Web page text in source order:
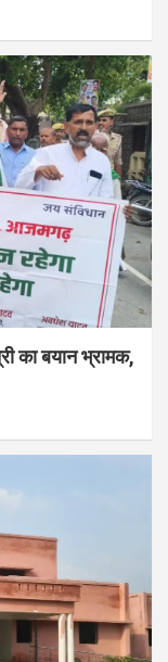
का बयान भ्रामक,